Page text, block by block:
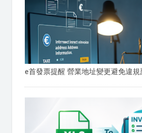
e首發票提醒 營業地址變更避免違規